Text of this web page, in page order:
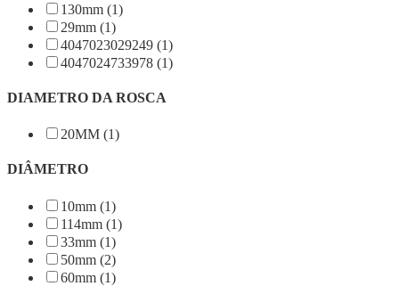
130mm (1)
29mm (1)
4047023029249 (1)
4047024733978 (1)
DIAMETRO DA ROSCA
20MM (1)
DIÂMETRO
10mm (1)
114mm (1)
33mm (1)
50mm (2)
60mm (1)